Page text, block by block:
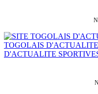
TOGOLAIS
D'ACTUALITE